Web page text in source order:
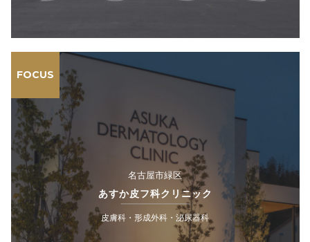
FOCUS
名古屋市緑区
あすか皮フ科クリニック
皮膚科・形成外科・泌尿器科